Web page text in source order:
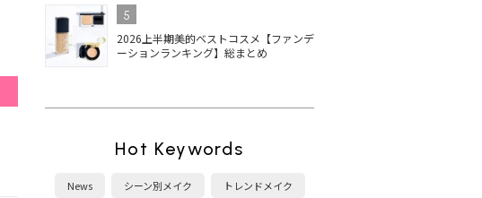
5
2026上半期美的ベストコスメ【ファンデ
ーションランキング】総まとめ
Hot Keywords
News シーン別メイク トレンドメイク